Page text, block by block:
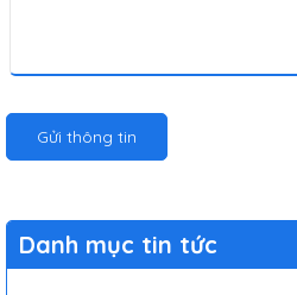
Gửi thông tin
Danh mục tin tức